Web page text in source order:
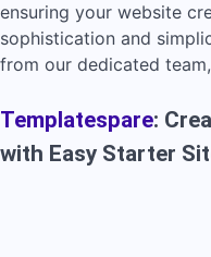
ensuring your website
sophistication and
from our dedicated
Templatespare:
with Easy Starter